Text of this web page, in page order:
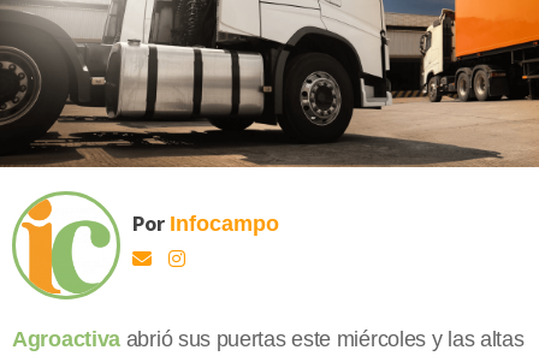
Por Infocampo
Agroactiva abrió sus puertas este miércoles y las altas